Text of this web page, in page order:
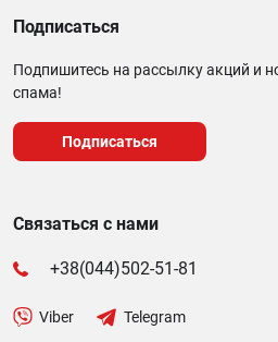
Подписаться
Подпишитесь на рассылку акций и
спама!
Подписаться
Связаться с нами
+38(044)502-51-81
Viber Telegram